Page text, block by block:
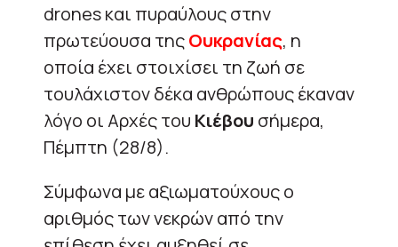
drones και πυραύλους στην
πρωτεύουσα τηςΟυκρανίας, η
οποία έχει στοιχίσει τη ζωή σε
τουλάχιστον δέκα ανθρώπους έκαναν
λόγο οι Αρχές του Κιέβου σήμερα,
Πέμπτη (28/8).
Σύμφωνα με αξιωματούχους ο
αριθμός των νεκρών από την